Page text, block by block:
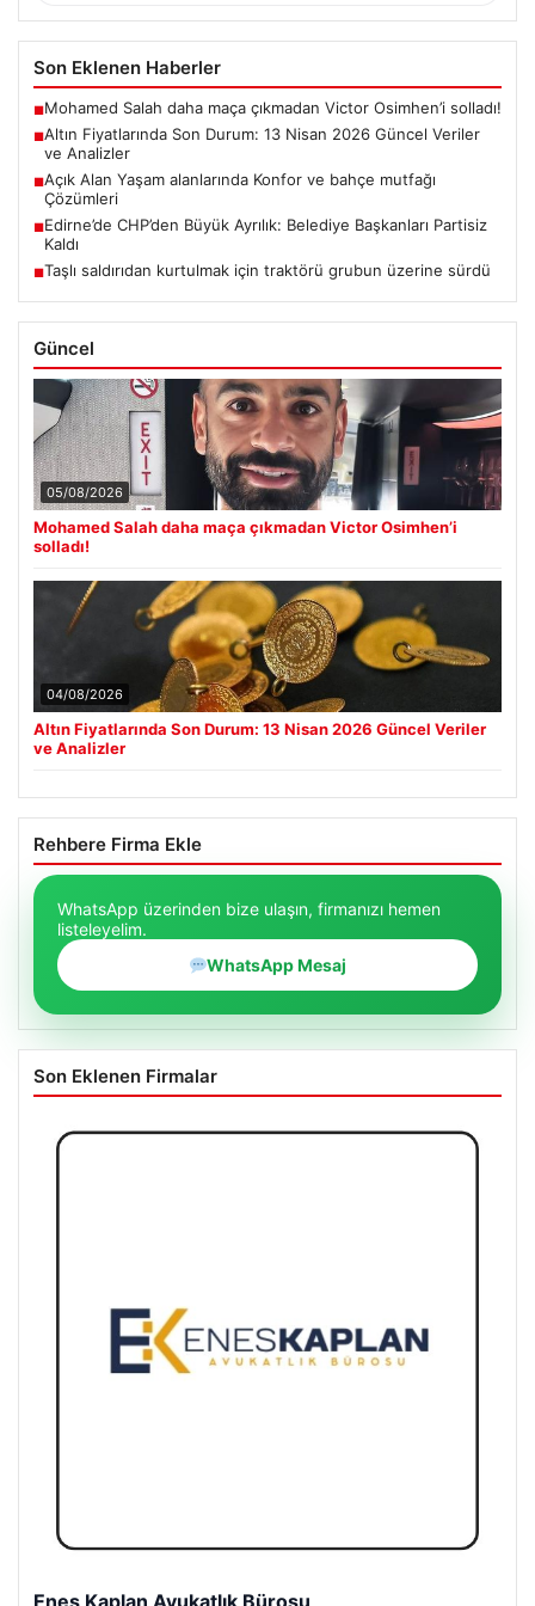
Son Eklenen Haberler
■Mohamed Salah daha maça çıkmadan Victor Osimhen’i solladı!
■Altın Fiyatlarında Son Durum: 13 Nisan 2026 Güncel Veriler
ve Analizler
■Açık Alan Yaşam alanlarında Konfor ve bahçe mutfağı
Çözümleri
■Edirne’de CHP’den Büyük Ayrılık: Belediye Başkanları Partisiz
Kaldı
■Taşlı saldırıdan kurtulmak için traktörü grubun üzerine sürdü
Güncel
05/08/2026
Mohamed Salah daha maça çıkmadan Victor Osimhen’i
solladı!
04/08/2026
Altın Fiyatlarında Son Durum: 13 Nisan 2026 Güncel Veriler
ve Analizler
Rehbere Firma Ekle
WhatsApp üzerinden bize ulaşın, firmanızı hemen
listeleyelim.
WhatsApp Mesaj
Son Eklenen Firmalar